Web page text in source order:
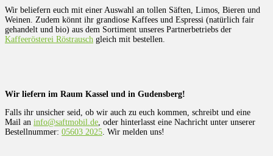
Wir beliefern euch mit einer Auswahl an tollen Säften, Limos, Bieren und
Weinen. Zudem könnt ihr grandiose Kaffees und Espressi (natürlich fair
gehandelt und bio) aus dem Sortiment unseres Partnerbetriebs der
Kaffeerösterei Röstrausch gleich mit bestellen.
Wir liefern im Raum Kassel und in Gudensberg!
Falls ihr unsicher seid, ob wir auch zu euch kommen, schreibt und eine
Mail an info@saftmobil.de, oder hinterlasst eine Nachricht unter unserer
Bestellnummer: 05603 2025. Wir melden uns!